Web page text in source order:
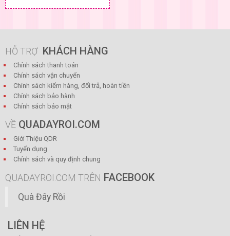
HỖ TRỢ KHÁCH HÀNG
Chính sách thanh toán
Chính sách vận chuyển
Chính sách kiểm hàng, đổi trả, hoàn tiền
Chính sách bảo hành
Chính sách bảo mật
VỀ QUADAYROI.COM
Giới Thiệu QDR
Tuyển dụng
Chính sách và quy định chung
QUADAYROI.COM TRÊN FACEBOOK
Quà Đây Rồi
LIÊN HỆ